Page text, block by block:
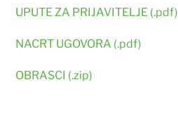
UPUTE ZA PRIJAVITELJE (.pdf)
NACRT UGOVORA (.pdf)
OBRASCI (.zip)